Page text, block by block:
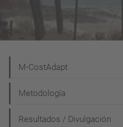
a
v
M-CostAdapt
Metodología
Resultados / Divulgación